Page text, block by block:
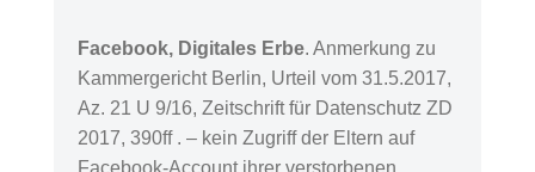
Facebook, Digitales Erbe. Anmerkung zu
Kammergericht Berlin, Urteil vom 31.5.2017,
Az. 21 U 9/16, Zeitschrift für Datenschutz ZD
2017, 390ff . – kein Zugriff der Eltern auf